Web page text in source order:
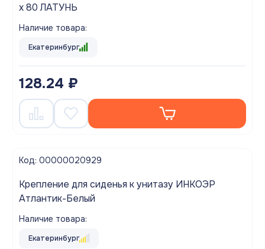
х 80 ЛАТУНЬ
Наличие товара:
Екатеринбург
128.24 ₽
Код: 00000020929
Крепление для сиденья к унитазу ИНКОЭР
Атлантик-Белый
Наличие товара:
Екатеринбург